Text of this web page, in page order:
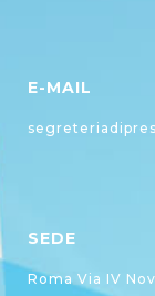
E-MAIL
SEDE
Roma Via IV